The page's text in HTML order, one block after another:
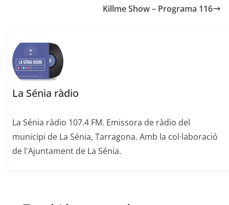
Killme Show – Programa 116
La Sénia ràdio
La Sénia ràdio 107.4 FM. Emissora de ràdio del
municipi de La Sénia, Tarragona. Amb la col·laboració
de l'Ajuntament de La Sénia.